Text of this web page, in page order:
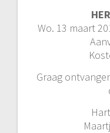
Wo. 13 maart
Graag